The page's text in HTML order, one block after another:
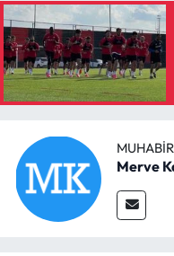
MUHABIR
Merve